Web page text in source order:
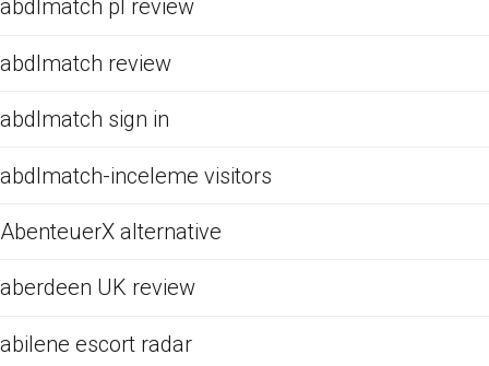
abdlmatch pl review
abdlmatch review
abdlmatch sign in
abdlmatch-inceleme visitors
AbenteuerX alternative
aberdeen UK review
abilene escort radar